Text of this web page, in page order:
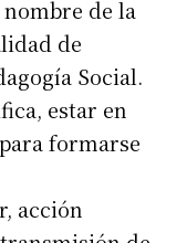
nombre de la
de
Social.
estar en
formarse
acción